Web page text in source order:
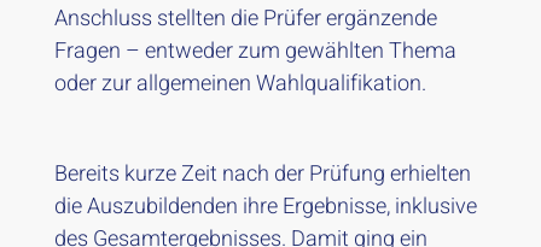
Anschluss stellten die Prüfer ergänzende
Fragen – entweder zum gewählten Thema
oder zur allgemeinen Wahlqualifikation.
Bereits kurze Zeit nach der Prüfung erhielten
die Auszubildenden ihre Ergebnisse, inklusive
des Gesamtergebnisses. Damit ging ein